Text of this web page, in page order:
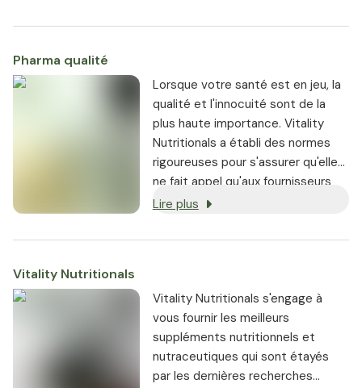
magnésium sont les suivantes :
Pharma qualité
Lorsque votre santé est en jeu, la
qualité et l'innocuité sont de la
plus haute importance. Vitality
Nutritionals a établi des normes
rigoureuses pour s'assurer qu'elle
ne fait appel qu'aux fournisseurs
les plus réputés.
Lire plus
Vitality Nutritionals
Vitality Nutritionals s'engage à
vous fournir les meilleurs
suppléments nutritionnels et
nutraceutiques qui sont étayés
par les dernières recherches